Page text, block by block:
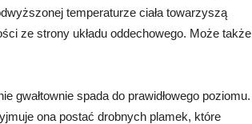
temperaturze ciała towarzyszą
ze strony układu oddechowego. Może także
gwałtownie spada do prawidłowego poziomu.
ona postać drobnych plamek, które